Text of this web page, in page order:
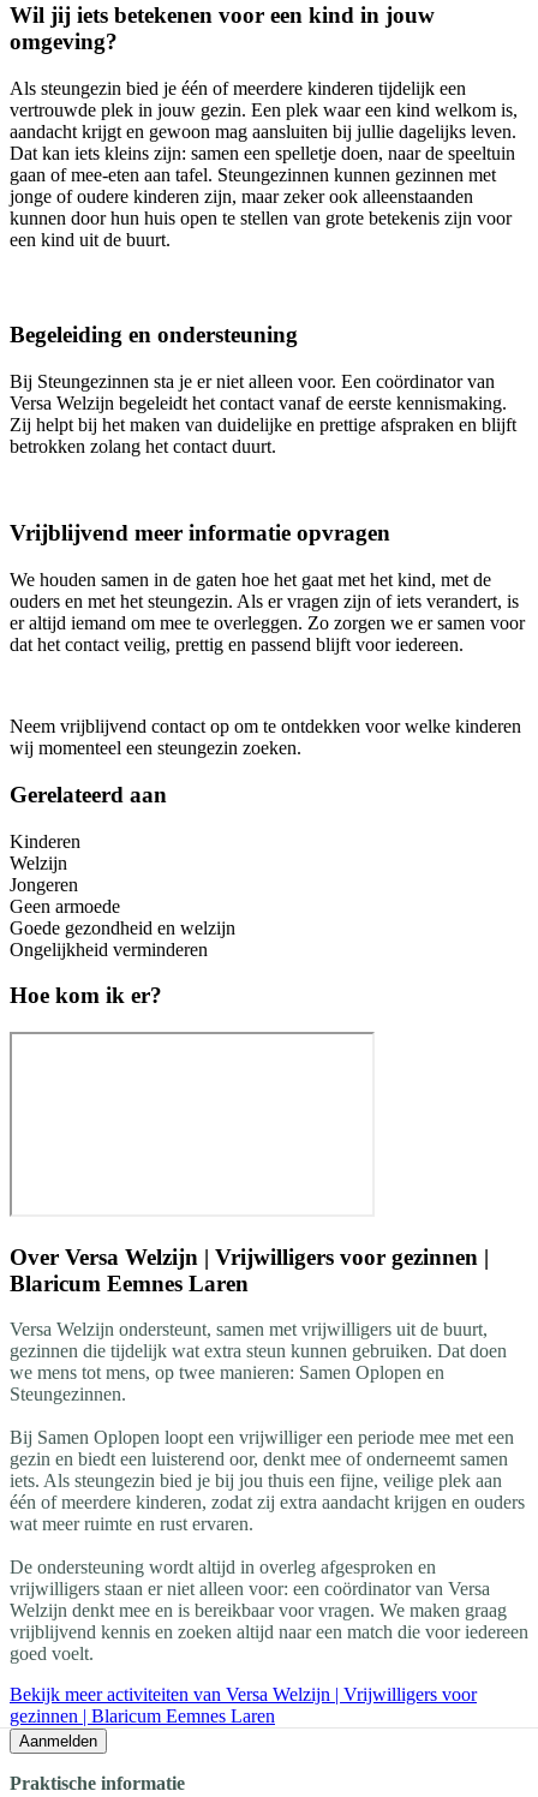
Wil jij iets betekenen voor een kind in jouw
omgeving?
Als steungezin bied je één of meerdere kinderen tijdelijk een
vertrouwde plek in jouw gezin. Een plek waar een kind welkom is,
aandacht krijgt en gewoon mag aansluiten bij jullie dagelijks leven.
Dat kan iets kleins zijn: samen een spelletje doen, naar de speeltuin
gaan of mee-eten aan tafel. Steungezinnen kunnen gezinnen met
jonge of oudere kinderen zijn, maar zeker ook alleenstaanden
kunnen door hun huis open te stellen van grote betekenis zijn voor
een kind uit de buurt.
Begeleiding en ondersteuning
Bij Steungezinnen sta je er niet alleen voor. Een coördinator van
Versa Welzijn begeleidt het contact vanaf de eerste kennismaking.
Zij helpt bij het maken van duidelijke en prettige afspraken en blijft
betrokken zolang het contact duurt.
Vrijblijvend meer informatie opvragen
We houden samen in de gaten hoe het gaat met het kind, met de
ouders en met het steungezin. Als er vragen zijn of iets verandert, is
er altijd iemand om mee te overleggen. Zo zorgen we er samen voor
dat het contact veilig, prettig en passend blijft voor iedereen.
Neem vrijblijvend contact op om te ontdekken voor welke kinderen
wij momenteel een steungezin zoeken.
Gerelateerd aan
Kinderen
Welzijn
Jongeren
Geen armoede
Goede gezondheid en welzijn
Ongelijkheid verminderen
Hoe kom ik er?
Over Versa Welzijn | Vrijwilligers voor gezinnen |
Blaricum Eemnes Laren
Versa Welzijn ondersteunt, samen met vrijwilligers uit de buurt,
gezinnen die tijdelijk wat extra steun kunnen gebruiken. Dat doen
we mens tot mens, op twee manieren: Samen Oplopen en
Steungezinnen.
Bij Samen Oplopen loopt een vrijwilliger een periode mee met een
gezin en biedt een luisterend oor, denkt mee of onderneemt samen
iets. Als steungezin bied je bij jou thuis een fijne, veilige plek aan
één of meerdere kinderen, zodat zij extra aandacht krijgen en ouders
wat meer ruimte en rust ervaren.
De ondersteuning wordt altijd in overleg afgesproken en
vrijwilligers staan er niet alleen voor: een coördinator van Versa
Welzijn denkt mee en is bereikbaar voor vragen. We maken graag
vrijblijvend kennis en zoeken altijd naar een match die voor iedereen
goed voelt.
Bekijk meer activiteiten van Versa Welzijn | Vrijwilligers voor
gezinnen | Blaricum Eemnes Laren
Aanmelden
Praktische informatie